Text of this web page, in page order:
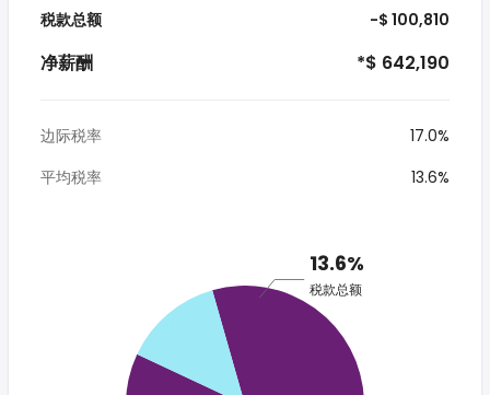
税款总额 -$ 100,810
净薪酬 *$ 642,190
边际税率
17.0%
平均税率
13.6%
13.6%
税款总额